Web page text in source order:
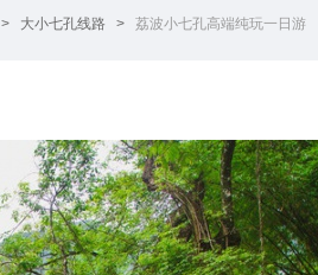
> 大小七孔线路 > 荔波小七孔高端纯玩一日游